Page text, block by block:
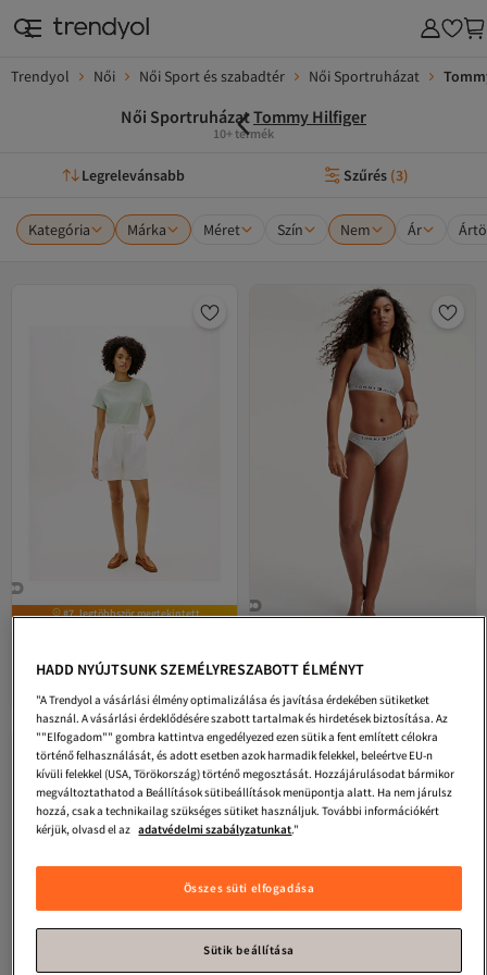
Trendyol Női Női Sport és szabadtér Női Sportruházat
Női SportruházatTommy Hilfiger
10+ termék
Legrelevánsabb Szűrés (3)
Kategória Márka Méret Szín Nem Ár
#7. legtöbbször megtekintett
(3)
Legalacsonyabb (30 nap)
Legalacsonyabb (30 nap)
15 897Ft
4.6 (26)
8 564Ft
HADD NYÚJTSUNK SZEMÉLYRESZABOTT ÉLMÉNYT
"A Trendyol a vásárlási élmény optimalizálása és javítása érdekében sütiketket
használ. A vásárlási érdeklődésére szabott tartalmak és hirdetések biztosítása. Az
""Elfogadom"" gombra kattintva engedélyezed ezen sütik a fent említett célokra
történő felhasználását, és adott esetben azok harmadik felekkel, beleértve EU-n
kívüli felekkel (USA, Törökország) történő megosztását. Hozzájárulásodat bármikor
megváltoztathatod a Beállítások sütibeállítások menüpontja alatt. Ha nem járulsz
hozzá, csak a technikailag szükséges sütiket használjuk. További információkért
kérjük, olvasd el az adatvédelmi szabályzatunkat."
Összes süti elfogadása
Sütik beállítása